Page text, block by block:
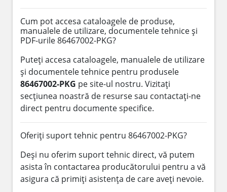
Cum pot accesa cataloagele de produse,
manualele de utilizare, documentele tehnice și
PDF-urile 86467002-PKG?
Puteți accesa cataloagele, manualele de utilizare
și documentele tehnice pentru produsele
86467002-PKG pe site-ul nostru. Vizitați
secțiunea noastră de resurse sau contactați-ne
direct pentru documente specifice.
Oferiți suport tehnic pentru 86467002-PKG?
Deși nu oferim suport tehnic direct, vă putem
asista în contactarea producătorului pentru a vă
asigura că primiți asistența de care aveți nevoie.